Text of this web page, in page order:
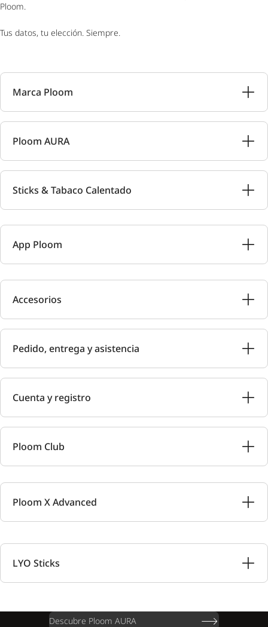
Ploom.
Tus datos, tu elección. Siempre.
Marca Ploom
Ploom AURA
Sticks & Tabaco Calentado
App Ploom
Accesorios
Pedido, entrega y asistencia
Cuenta y registro
Ploom Club
Ploom X Advanced
LYO Sticks
Descubre Ploom AURA